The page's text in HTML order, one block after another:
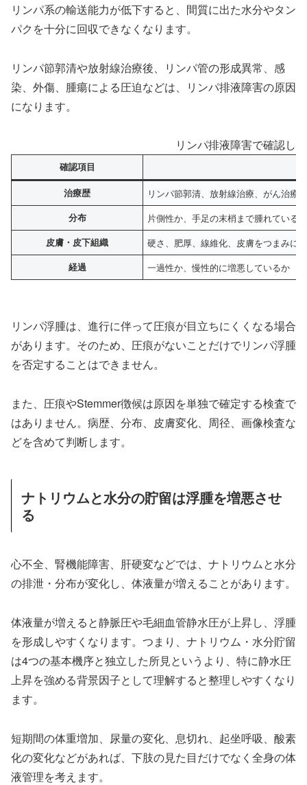
リンパ系の輸送能力が低下すると、間質に出た水分やタン
パクを十分に回収できなくなります。
リンパ節郭清や放射線治療後、リンパ管の形成異常、感
染、外傷、腫瘍による圧迫などは、リンパ排液障害の原因
になります。
リンパ排液障害で確認し
確認項目
治療歴 リンパ節郭清、放射線治療、がん治療
分布 片側性か、手足の末梢まで腫れている
皮膚・皮下組織 硬さ、肥厚、線維化、皮膚をつまみに
経過 一過性か、慢性的に増悪しているか
リンパ浮腫は、進行に伴って圧痕が目立ちにくくなる場合
があります。そのため、圧痕がないことだけでリンパ浮腫
を否定することはできません。
また、圧痕やStemmer徴候は原因を単独で確定する検査で
はありません。病歴、分布、皮膚変化、周径、画像検査な
どを含めて判断します。
ナトリウムと水分の貯留は浮腫を増悪させ
る
心不全、腎機能障害、肝硬変などでは、ナトリウムと水分
の排泄・分布が変化し、体液量が増えることがあります。
体液量が増えると静脈圧や毛細血管静水圧が上昇し、浮腫
を形成しやすくなります。つまり、ナトリウム・水分貯留
は4つの基本機序と独立した所見というより、特に静水圧
上昇を強める背景因子として理解すると整理しやすくなり
ます。
短期間の体重増加、尿量の変化、息切れ、起坐呼吸、酸素
化の変化などがあれば、下肢の見た目だけでなく全身の体
液管理を考えます。